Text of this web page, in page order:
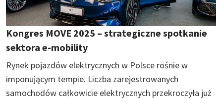
Kongres MOVE 2025 – strategiczne spotkanie
sektora e-mobility
Rynek pojazdów elektrycznych w Polsce rośnie w
imponującym tempie. Liczba zarejestrowanych
samochodów całkowicie elektrycznych przekroczyła już